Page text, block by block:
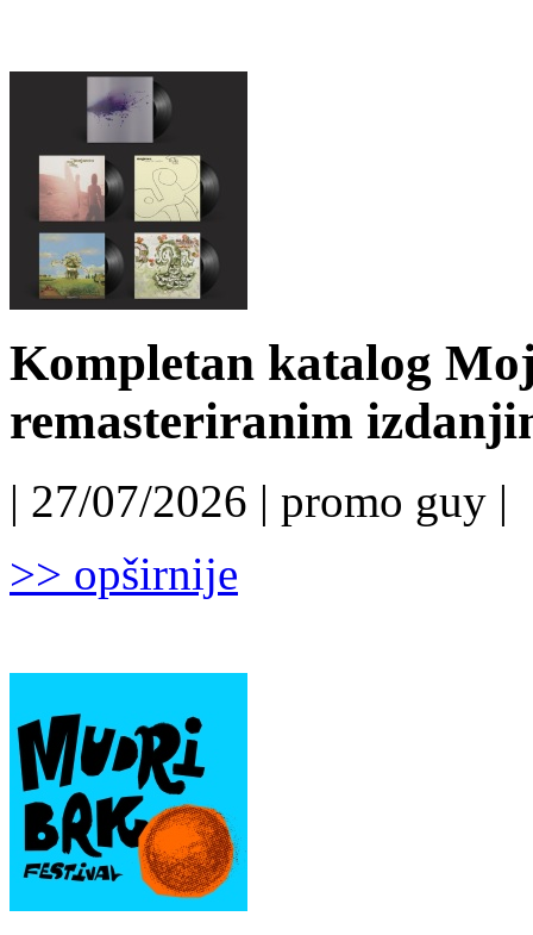
Kompletan katalog
remasteriranim
| 27/07/2026 | promo guy |
>> opširnije